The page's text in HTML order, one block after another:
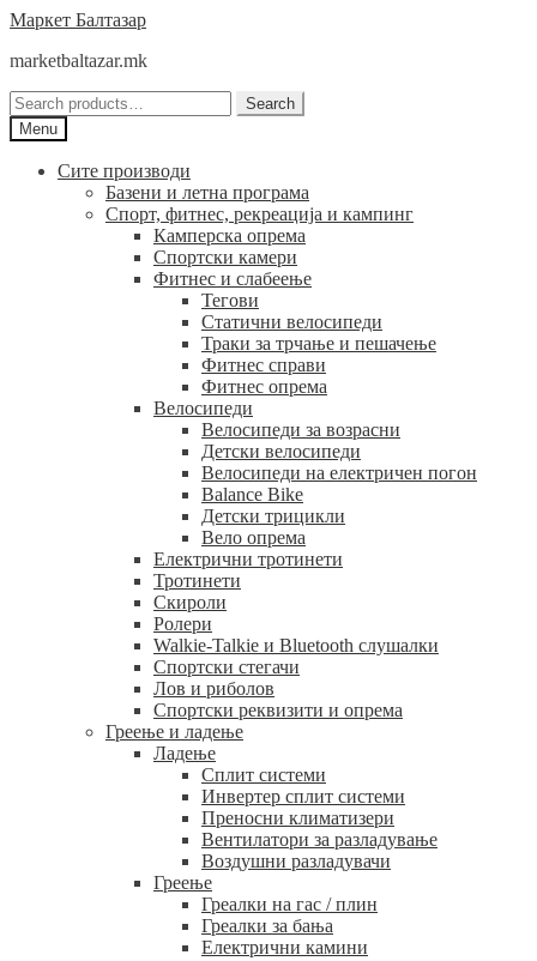
Skip
navigation
Skip
content
Маркет Балтазар
marketbaltazar.mk
Search
for:
Search
Menu
Сите производи
Базени и летна програма
Спорт, фитнес, рекреација и кампинг
Камперска опрема
Спортски камери
Фитнес и слабеење
Тегови
Статични велосипеди
Траки за трчање и пешачење
Фитнес справи
Фитнес опрема
Велосипеди
Велосипеди за возрасни
Детски велосипеди
Велосипеди на електричен погон
Balance Bike
Детски трицикли
Вело опрема
Електрични тротинети
Тротинети
Скироли
Ролери
Walkie-Talkie и Bluetooth слушалки
Спортски стегачи
Лов и риболов
Спортски реквизити и опрема
Греење и ладење
Ладење
Сплит системи
Инвертер сплит системи
Преносни климатизери
Вентилатори за разладување
Воздушни разладувачи
Греење
Греалки на гас / плин
Греалки за бања
Електрични камини